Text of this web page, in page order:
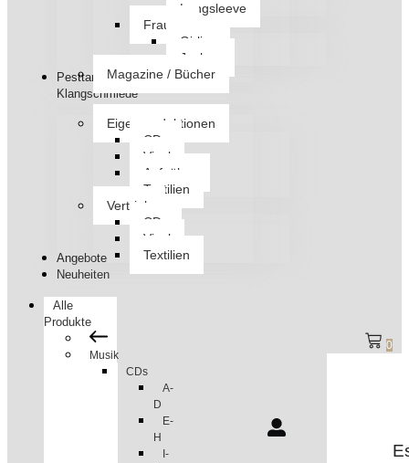
Longsleeve
Frauen
Girlies
Jacken
Magazine / Bücher
Pesttanz
Klangschmiede
Eigenproduktionen
CDs
Vinyl
Aufnäher
Textilien
Vertrieb
CDs
Vinyl
Textilien
Angebote
Neuheiten
Alle
Produkte
Musik
CDs
A-
D
E-
H
I-
0